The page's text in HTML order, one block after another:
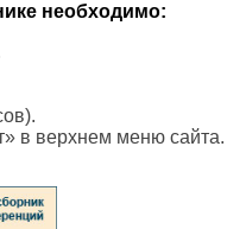
необходимо:
в верхнем меню сайта.